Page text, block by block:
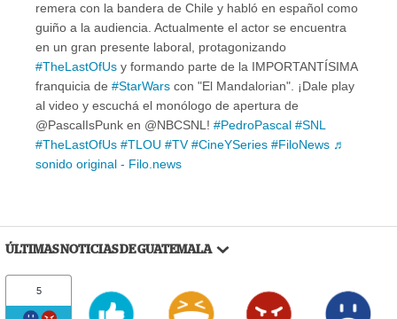
remera con la bandera de Chile y habló en español como
guiño a la audiencia. Actualmente el actor se encuentra
en un gran presente laboral, protagonizando
#TheLastOfUs y formando parte de la IMPORTANTÍSIMA
franquicia de #StarWars con "El Mandalorian". ¡Dale play
al video y escuchá el monólogo de apertura de
@PascalIsPunk en @NBCSNL! #PedroPascal #SNL
#TheLastOfUs #TLOU #TV #CineYSeries #FiloNews ♬
sonido original - Filo.news
ÚLTIMAS NOTICIAS DE GUATEMALA
5